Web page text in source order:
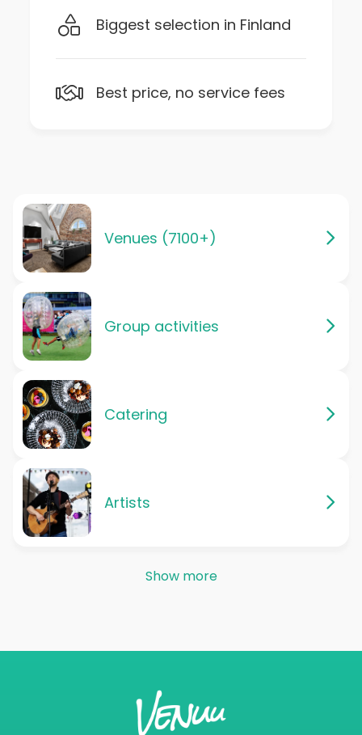
Biggest selection in Finland
Best price, no service fees
Venues (7100+)
Group activities
Catering
Artists
Show more